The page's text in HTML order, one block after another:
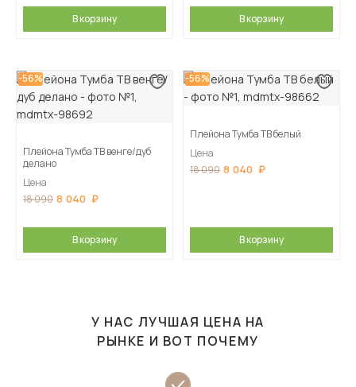
В корзину В корзину
-56%
Плейона Тумба ТВ венге/дуб
делано
Цена
18 090 8 040
В корзину
-56%
Плейона Тумба ТВ белый
Цена
18 090 8 040
В корзину
У НАС ЛУЧШАЯ ЦЕНА НА
РЫНКЕ И ВОТ ПОЧЕМУ